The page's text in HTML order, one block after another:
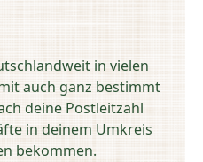
in vielen
auch ganz bestimmt
deine Postleitzahl
in deinem Umkreis
bekommen.